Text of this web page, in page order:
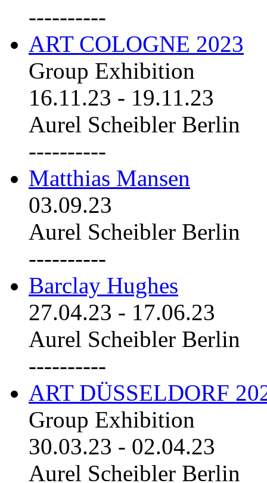
----------
ART COLOGNE 2023
Group Exhibition
16.11.23 - 19.11.23
Aurel Scheibler Berlin
----------
Matthias Mansen
03.09.23
Aurel Scheibler Berlin
----------
Barclay Hughes
27.04.23 - 17.06.23
Aurel Scheibler Berlin
----------
ART DÜSSELDORF
Group Exhibition
30.03.23 - 02.04.23
Aurel Scheibler Berlin